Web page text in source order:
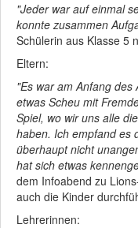
"Jeder war auf einmal
konnte zusammen
Schülerin aus Klasse 5
Eltern:
"Es war am Anfang
etwas Scheu mit
Spiel, wo wir uns alle
haben. Ich empfand es
überhaupt nicht
hat sich etwas
dem Infoabend zu
auch die Kinder
Lehrerinnen: